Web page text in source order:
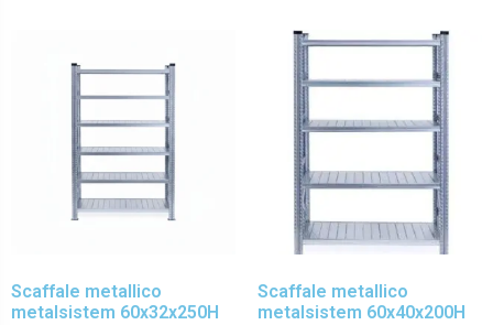
Scaffale metallico
metalsistem 60x32x250H
Scaffale metallico
metalsistem 60x40x200H